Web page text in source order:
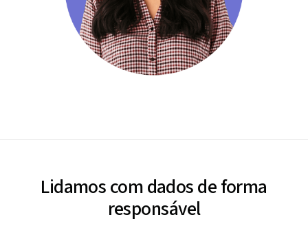
Lidamos com dados de forma
responsável